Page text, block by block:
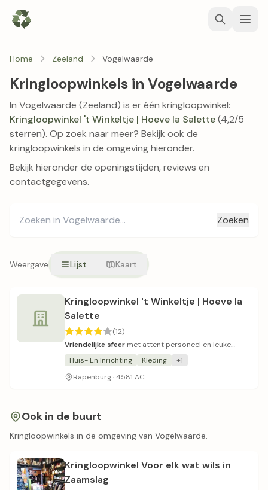
Home Zeeland Vogelwaarde
Kringloopwinkels in Vogelwaarde
In Vogelwaarde (Zeeland) is er één kringloopwinkel:
Kringloopwinkel 't Winkeltje | Hoeve la Salette(4,2/5
sterren). Op zoek naar meer? Bekijk ook de
kringloopwinkels in de omgeving hieronder.
Bekijk hieronder de openingstijden, reviews en
contactgegevens.
Zoeken
Weergave Lijst Kaart
Kringloopwinkel 't Winkeltje | Hoeve la
Salette
(12)
Vriendelijke sfeer met attent personeel en leuke
prijsjes.
Huis- En Inrichting Kleding
+1
Rapenburg · 4581 AC
Ook in de buurt
Kringloopwinkels in de omgeving van Vogelwaarde.
Kringloopwinkel Voor elk wat wils in
Zaamslag